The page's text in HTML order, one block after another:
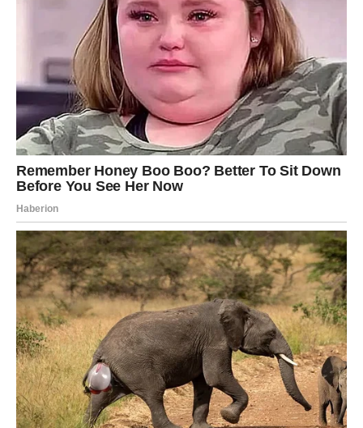
Nagrada dolazi u pravo vrijeme
Pred vama su važni dani.
VODOLIJA
Pred vama je preokret koji mijenja mnogo toga.
Sudbina vam donosi priliku koja bi mogla obilježiti ostatak
godine.
Poruka zvijezda
Budite spremni na velika iznenađenja.
Novo poglavlje samo što nije
počelo